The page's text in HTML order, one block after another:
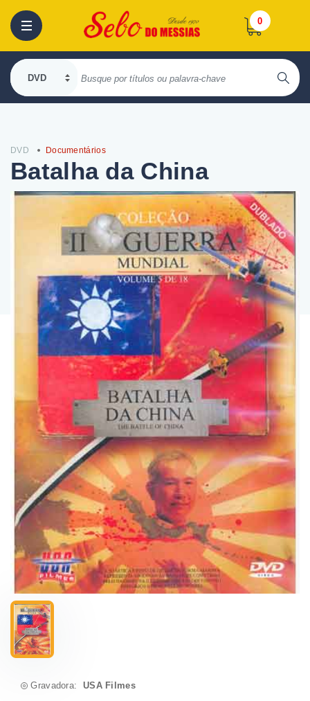
0
DVD Documentários
Batalha da China
Gravadora: USA Filmes